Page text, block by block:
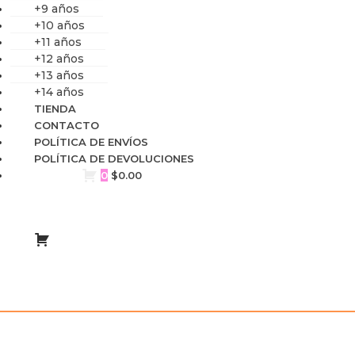
+9 años
+10 años
+11 años
+12 años
+13 años
+14 años
TIENDA
CONTACTO
POLÍTICA DE ENVÍOS
POLÍTICA DE DEVOLUCIONES
0 $0.00